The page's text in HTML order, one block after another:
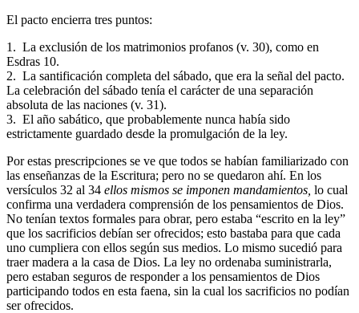
El pacto encierra tres puntos:
1. La exclusión de los matrimonios profanos (v. 30), como en
Esdras 10.
2. La santificación completa del sábado, que era la señal del pacto.
La celebración del sábado tenía el carácter de una separación
absoluta de las naciones (v. 31).
3. El año sabático, que probablemente nunca había sido
estrictamente guardado desde la promulgación de la ley.
Por estas prescripciones se ve que todos se habían familiarizado con
las enseñanzas de la Escritura; pero no se quedaron ahí. En los
versículos 32 al 34 ellos mismos se imponen mandamientos, lo cual
confirma una verdadera comprensión de los pensamientos de Dios.
No tenían textos formales para obrar, pero estaba “escrito en la ley”
que los sacrificios debían ser ofrecidos; esto bastaba para que cada
uno cumpliera con ellos según sus medios. Lo mismo sucedió para
traer madera a la casa de Dios. La ley no ordenaba suministrarla,
pero estaban seguros de responder a los pensamientos de Dios
participando todos en esta faena, sin la cual los sacrificios no podían
ser ofrecidos.